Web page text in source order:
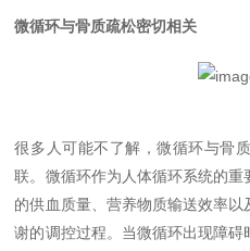
微循环与骨质疏松密切相关
很多人可能不了解，微循环与骨
联。微循环作为人体循环系统的
的供血质量、营养物质输送效率以
谢的调控过程。当微循环出现障